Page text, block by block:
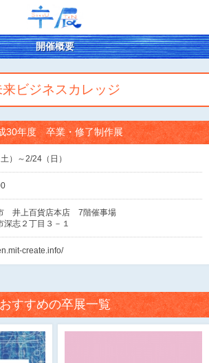
開催概要
来ビジネスカレッジ
30年度 卒業・修了制作展
）～2/24（日）
井上百貨店本店 7階催事場
深志２丁目３－１
create.info/
おすすめの卒展一覧